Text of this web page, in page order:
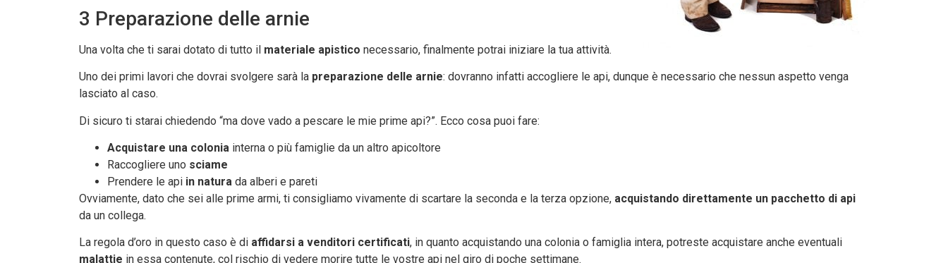
3 Preparazione delle arnie
Una volta che ti sarai dotato di tutto il materiale apistico necessario, finalmente potrai iniziare la tua attività.
Uno dei primi lavori che dovrai svolgere sarà la preparazione delle arnie: dovranno infatti accogliere le api, dunque è necessario che nessun aspetto venga
lasciato al caso.
Di sicuro ti starai chiedendo “ma dove vado a pescare le mie prime api?”. Ecco cosa puoi fare:
Acquistare una colonia interna o più famiglie da un altro apicoltore
Raccogliere uno sciame
Prendere le api in natura da alberi e pareti
Ovviamente, dato che sei alle prime armi, ti consigliamo vivamente di scartare la seconda e la terza opzione, acquistando direttamente un pacchetto di api
da un collega.
La regola d’oro in questo caso è di affidarsi a venditori certificati, in quanto acquistando una colonia o famiglia intera, potreste acquistare anche eventuali
malattie in essa contenute, col rischio di vedere morire tutte le vostre api nel giro di poche settimane.